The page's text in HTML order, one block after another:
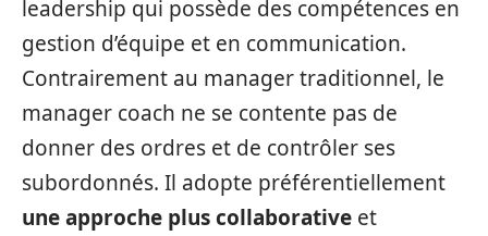
leadership qui possède des compétences en
gestion d’équipe et en communication.
Contrairement au manager traditionnel, le
manager coach ne se contente pas de
donner des ordres et de contrôler ses
subordonnés. Il adopte préférentiellement
une approche plus collaborative et